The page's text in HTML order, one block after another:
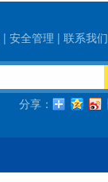
| 安全管理 | 联系我们
分享：